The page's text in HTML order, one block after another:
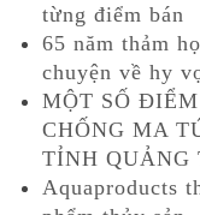
từng điểm bán
65 năm thảm
chuyện về hy
MỘT SỐ
CHỐNG MA
TỈNH QUẢNG
Aquaproducts